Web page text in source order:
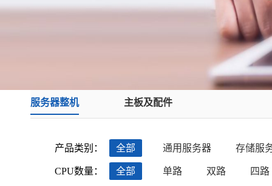
服务器整机 主板及配件
产品类别：
CPU数量：
全部 通用服务器 存储服
全部 单路 双路 四路